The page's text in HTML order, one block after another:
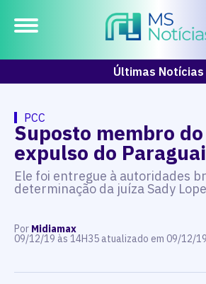
Últimas Notícias
PCC
Suposto membro do
expulso do Paraguai
Ele foi entregue à autoridades
determinação da juíza Sady
Por Midiamax
09/12/19 às 14H35 atualizado em 09/12/